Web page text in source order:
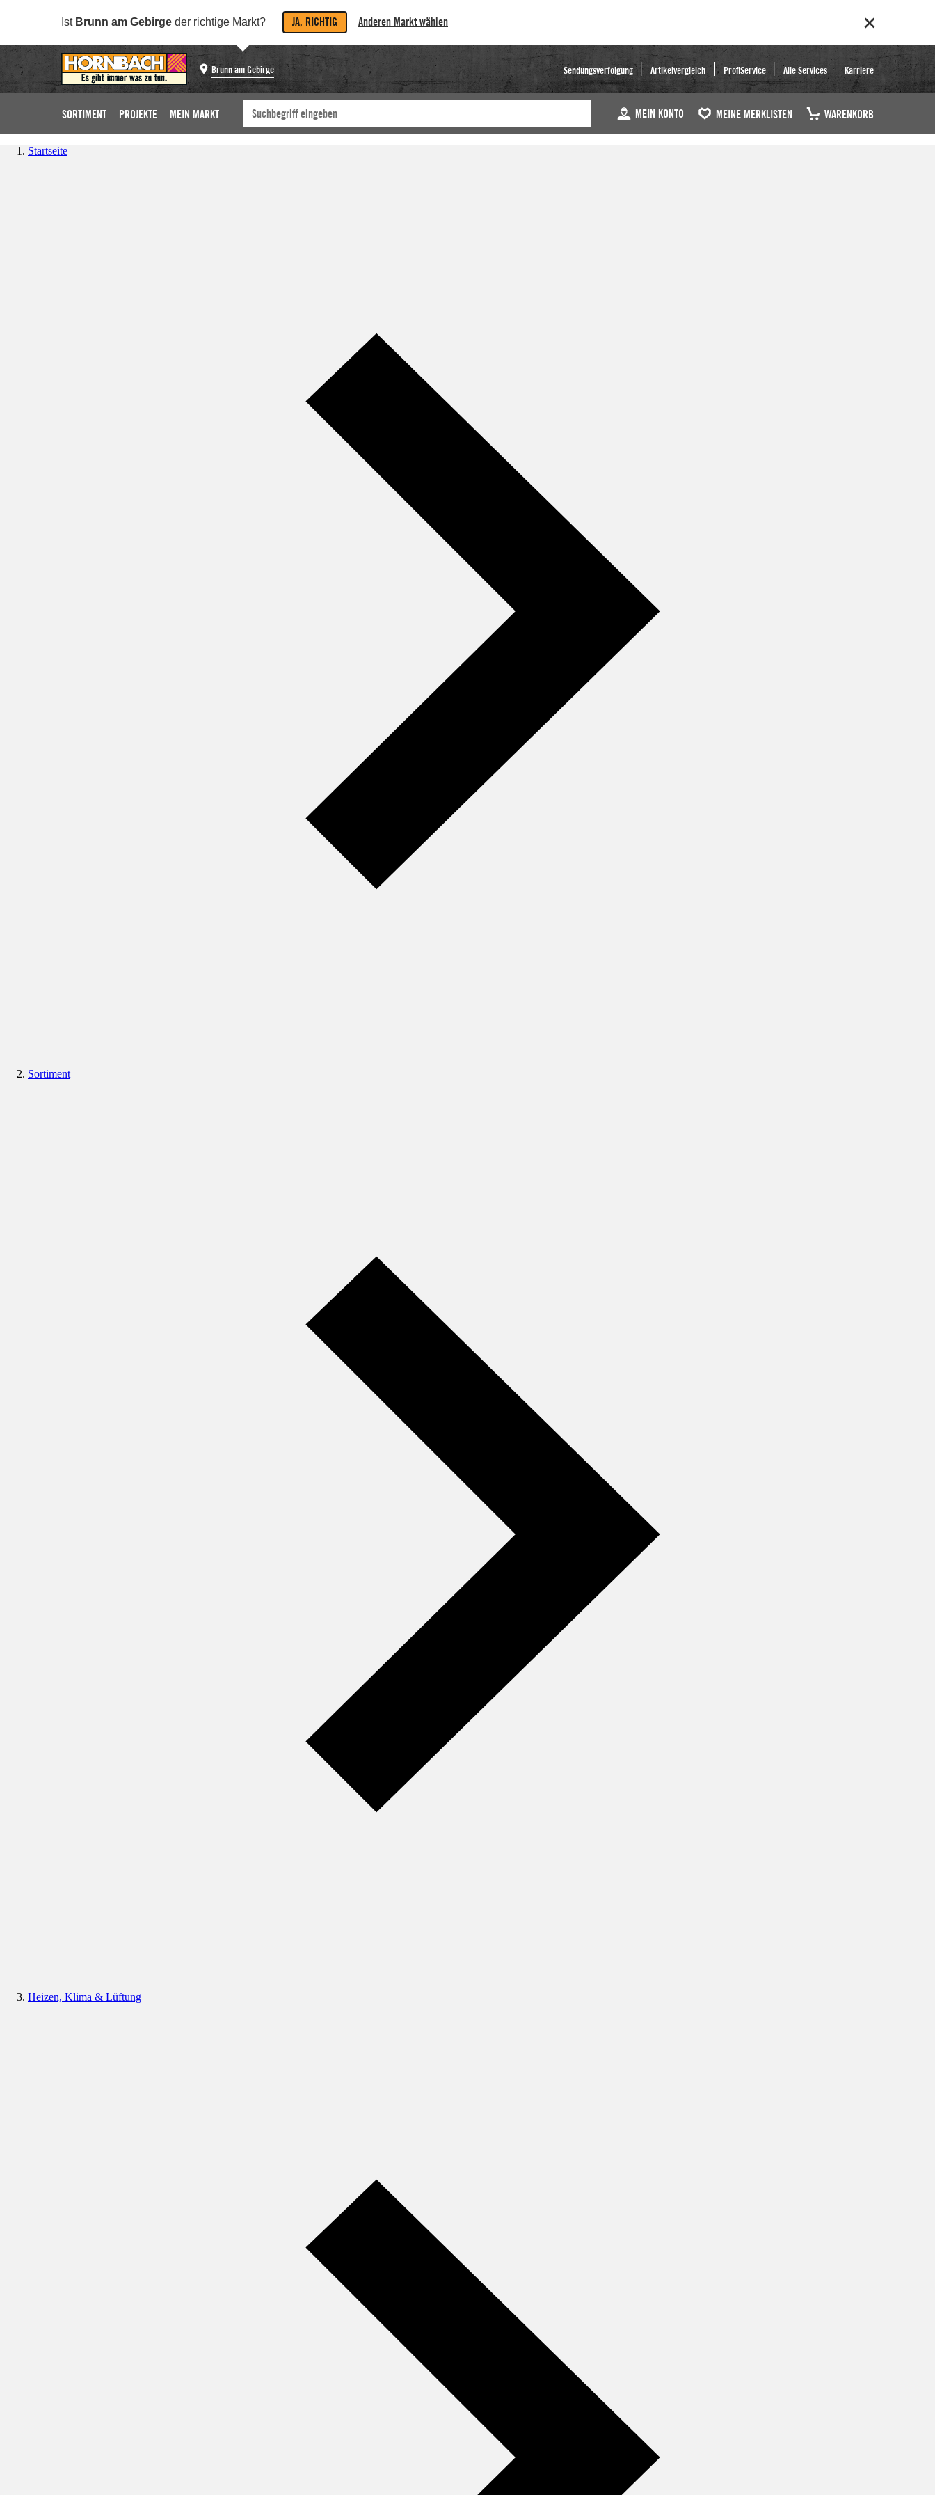
Ist Brunn am Gebirge der richtige Markt? JA, RICHTIG Anderen Markt wählen
Brunn am Gebirge Sendungsverfolgung Artikelvergleich ProfiService Alle Services Karriere
SORTIMENT PROJEKTE MEIN MARKT MEIN KONTO MEINE MERKLISTEN WARENKORB
Startseite
Sortiment
Heizen, Klima & Lüftung